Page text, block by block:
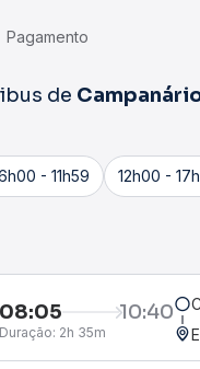
Pagamento
de
- 11h59 12h00 -
08:05 10:40
Duração: 2h 35m